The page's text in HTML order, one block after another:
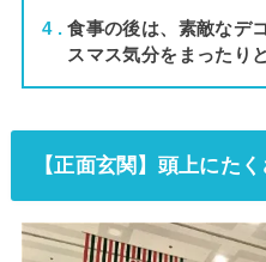
4
食事の後は、素敵なデ
スマス気分をまったりと
【正面玄関】頭上にた